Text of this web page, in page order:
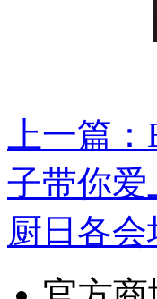
上一篇
子带你爱
厨日各会